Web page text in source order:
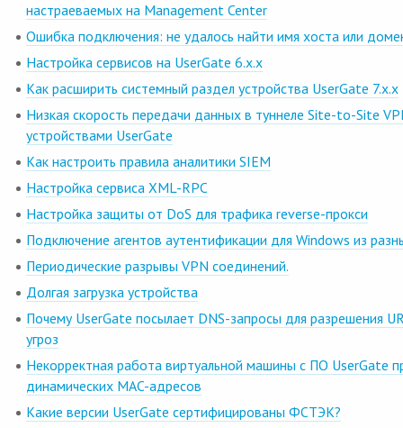
настраеваемых на Management Center
Ошибка подключения: не удалось найти имя хоста или
Настройка сервисов на UserGate 6.x.x
Как расширить системный раздел устройства UserGate 7.x.x
Низкая скорость передачи данных в туннеле Site-to-Site
устройствами UserGate
Как настроить правила аналитики SIEM
Настройка сервиса XML-RPC
Настройка защиты от DoS для трафика reverse-прокси
Подключение агентов аутентификации для Windows из
Периодические разрывы VPN соединений.
Долгая загрузка устройства
Почему UserGate посылает DNS-запросы для разрешения
угроз
Некорректная работа виртуальной машины с ПО UserGate
динамических MAC-адресов
Какие версии UserGate сертифицированы ФСТЭК?